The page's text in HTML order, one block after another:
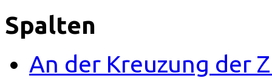
Spalten
An der Kreuzung der